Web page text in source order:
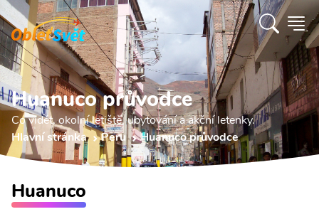
Huanuco průvodce
Co vidět, okolní letiště, ubytování a akční letenky.
Hlavní stránka
Peru Huanuco průvodce
Huanuco